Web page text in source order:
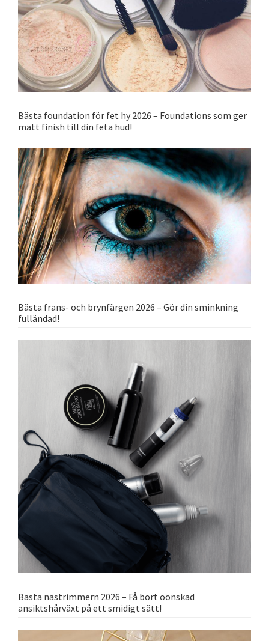
Bästa foundation för fet hy 2026 – Foundations som ger
matt finish till din feta hud!
Bästa frans- och brynfärgen 2026 – Gör din sminkning
fulländad!
Bästa nästrimmern 2026 – Få bort oönskad
ansiktshårväxt på ett smidigt sätt!